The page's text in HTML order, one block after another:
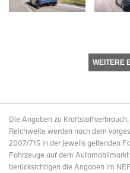
WEITERE
Die Angaben zu
Reichweite werden nach dem
2007/715 in der jeweils geltenden
Fahrzeuge auf dem
berücksichtigen die Angaben im